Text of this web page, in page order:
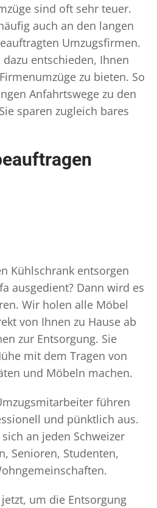
sind oft sehr teuer.
auch an den langen
Umzugsfirmen.
entschieden, Ihnen
zu bieten. So
Anfahrtswege zu den
sparen zugleich bares
Kühlschrank entsorgen
ausgedient? Dann wird es
Wir holen alle Möbel
von Ihnen zu Hause ab
zur Entsorgung. Sie
mit dem Tragen von
und Möbeln machen.
führen
und pünktlich aus.
an jeden Schweizer
Senioren, Studenten,
um die Entsorgung